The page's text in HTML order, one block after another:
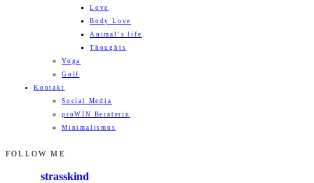
Love
Body Love
Animal’s life
Thoughts
Yoga
Golf
Kontakt
Social Media
proWIN Beraterin
Minimalismus
FOLLOW ME
strasskind